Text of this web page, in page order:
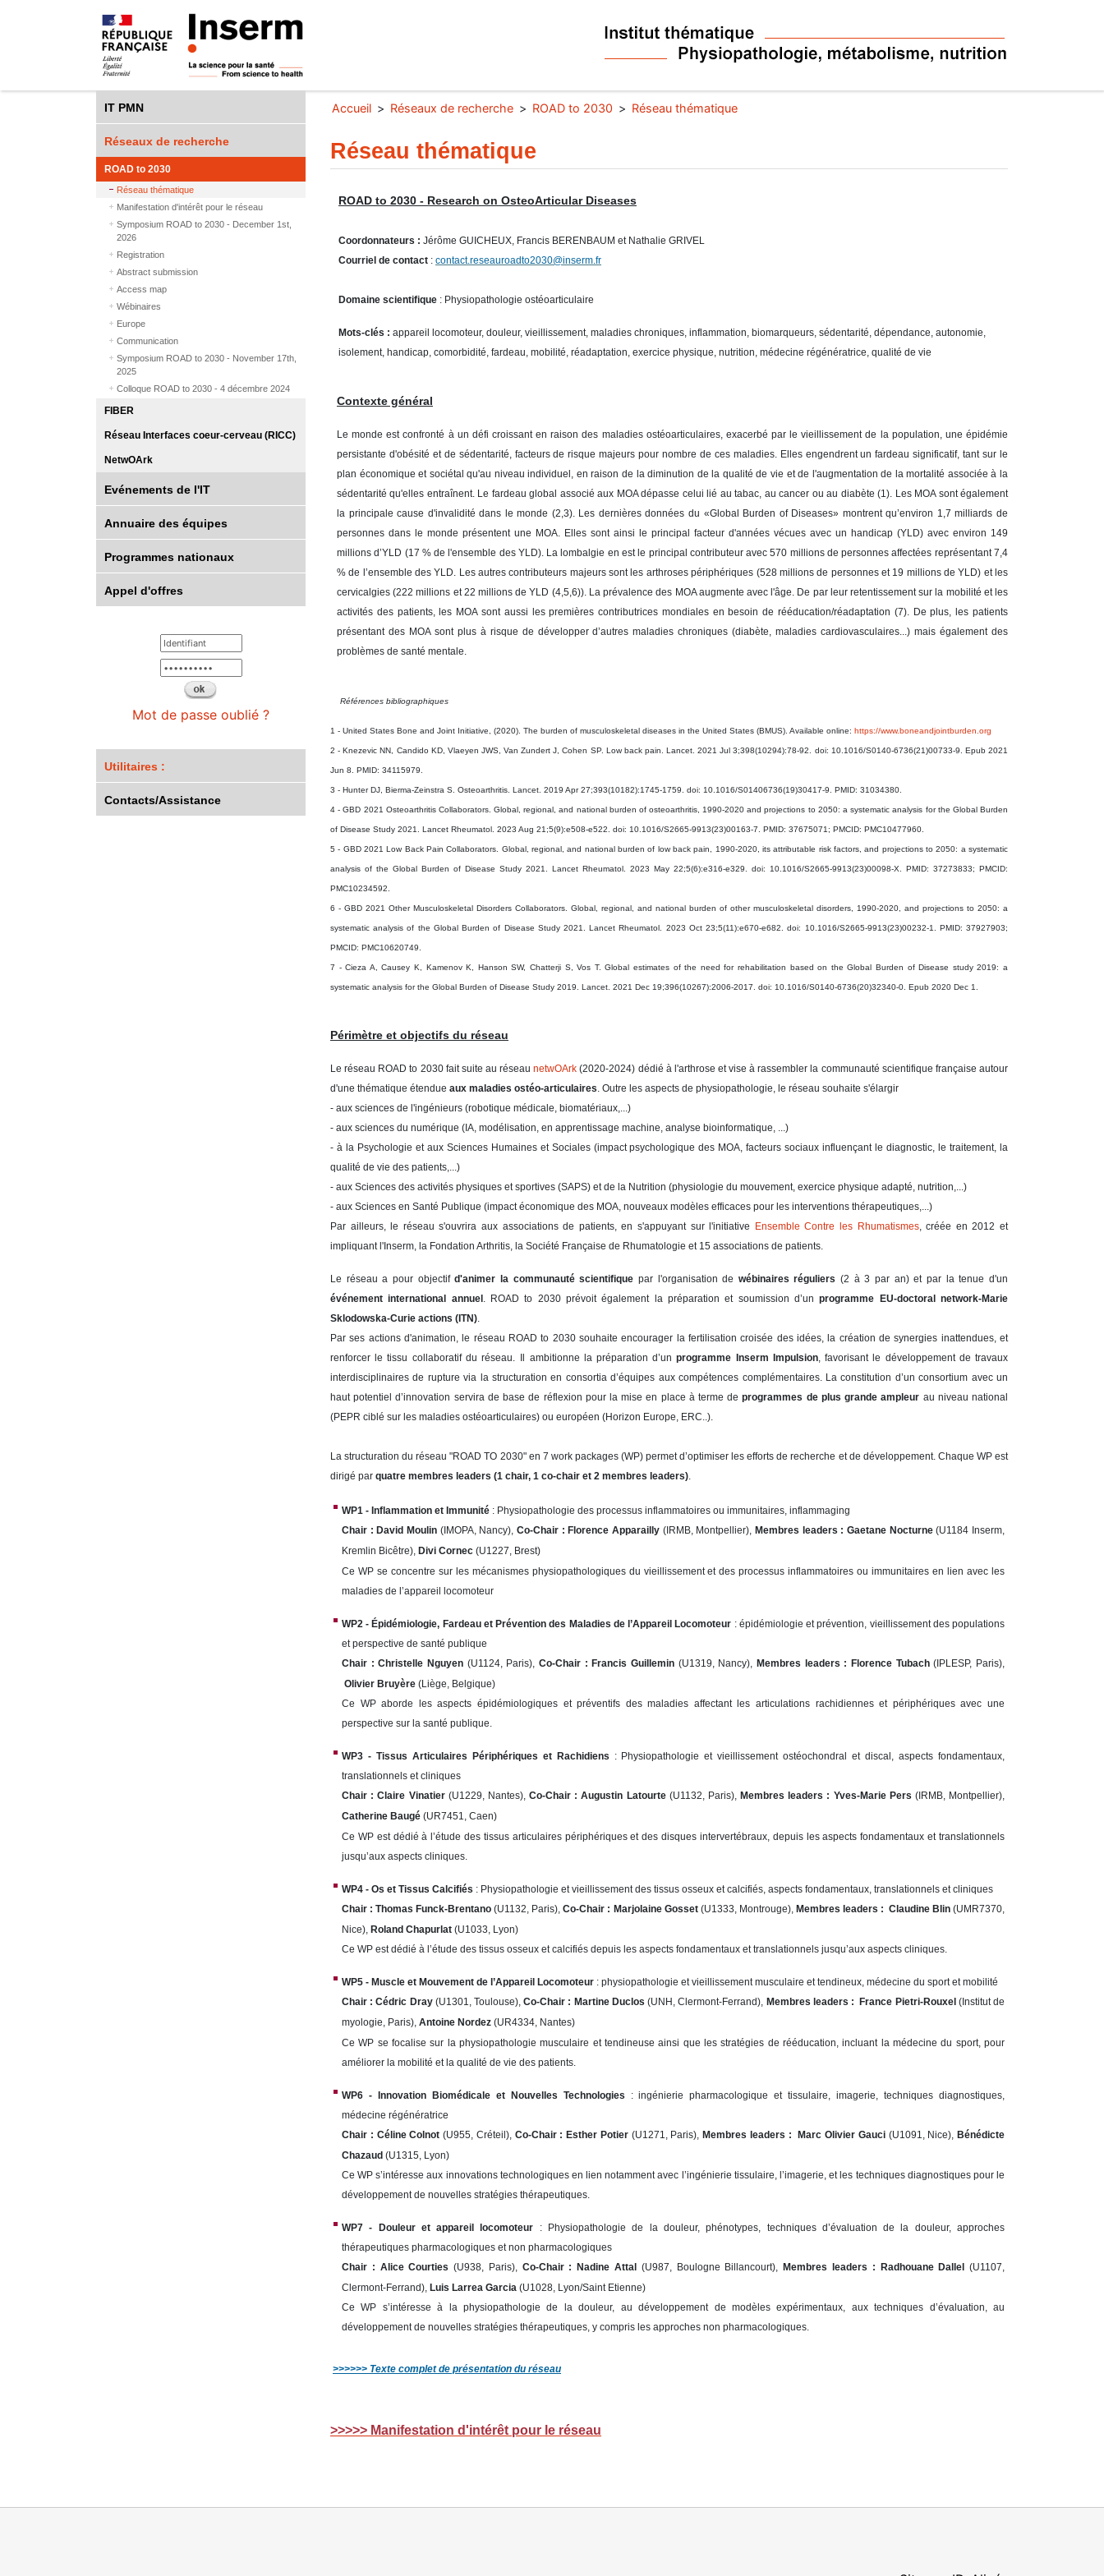
IT PMN
Réseaux de recherche
ROAD to 2030
Réseau thématique
Manifestation d'intérêt pour le réseau
Symposium ROAD to 2030 - December 1st,
2026
Registration
Abstract submission
Access map
Wébinaires
Europe
Communication
Symposium ROAD to 2030 - November 17th,
2025
Colloque ROAD to 2030 - 4 décembre 2024
FIBER
Réseau Interfaces coeur-cerveau (RICC)
NetwOArk
Evénements de l'IT
Annuaire des équipes
Programmes nationaux
Appel d'offres
Mot de passe oublié ?
Utilitaires :
Contacts/Assistance
Accueil Réseaux de recherche ROAD to 2030 Réseau thématique
Réseau thématique
ROAD to 2030 - Research on OsteoArticular Diseases
Coordonnateurs : Jérôme GUICHEUX, Francis BERENBAUM et Nathalie GRIVEL
Courriel de contact : contact.reseauroadto2030@inserm.fr
Domaine scientifique : Physiopathologie ostéoarticulaire
Mots-clés : appareil locomoteur, douleur, vieillissement, maladies chroniques, inflammation, biomarqueurs, sédentarité, dépendance, autonomie,
isolement, handicap, comorbidité, fardeau, mobilité, réadaptation, exercice physique, nutrition, médecine régénératrice, qualité de vie
Contexte général
Le monde est confronté à un défi croissant en raison des maladies ostéoarticulaires, exacerbé par le vieillissement de la population, une épidémie
persistante d'obésité et de sédentarité, facteurs de risque majeurs pour nombre de ces maladies. Elles engendrent un fardeau significatif, tant sur le
plan économique et sociétal qu'au niveau individuel, en raison de la diminution de la qualité de vie et de l'augmentation de la mortalité associée à la
sédentarité qu'elles entraînent. Le fardeau global associé aux MOA dépasse celui lié au tabac, au cancer ou au diabète (1). Les MOA sont également
la principale cause d'invalidité dans le monde (2,3). Les dernières données du «Global Burden of Diseases» montrent qu’environ 1,7 milliards de
personnes dans le monde présentent une MOA. Elles sont ainsi le principal facteur d'années vécues avec un handicap (YLD) avec environ 149
millions d’YLD (17 % de l'ensemble des YLD). La lombalgie en est le principal contributeur avec 570 millions de personnes affectées représentant 7,4
% de l’ensemble des YLD. Les autres contributeurs majeurs sont les arthroses périphériques (528 millions de personnes et 19 millions de YLD) et les
cervicalgies (222 millions et 22 millions de YLD (4,5,6)). La prévalence des MOA augmente avec l'âge. De par leur retentissement sur la mobilité et les
activités des patients, les MOA sont aussi les premières contributrices mondiales en besoin de rééducation/réadaptation (7). De plus, les patients
présentant des MOA sont plus à risque de développer d’autres maladies chroniques (diabète, maladies cardiovasculaires...) mais également des
problèmes de santé mentale.
Références bibliographiques
1 - United States Bone and Joint Initiative, (2020). The burden of musculoskeletal diseases in the United States (BMUS). Available online: https://www.boneandjointburden.org
2 - Knezevic NN, Candido KD, Vlaeyen JWS, Van Zundert J, Cohen SP. Low back pain. Lancet. 2021 Jul 3;398(10294):78-92. doi: 10.1016/S0140-6736(21)00733-9. Epub 2021
Jun 8. PMID: 34115979.
3 - Hunter DJ, Bierma-Zeinstra S. Osteoarthritis. Lancet. 2019 Apr 27;393(10182):1745-1759. doi: 10.1016/S01406736(19)30417-9. PMID: 31034380.
4 - GBD 2021 Osteoarthritis Collaborators. Global, regional, and national burden of osteoarthritis, 1990-2020 and projections to 2050: a systematic analysis for the Global Burden
of Disease Study 2021. Lancet Rheumatol. 2023 Aug 21;5(9):e508-e522. doi: 10.1016/S2665-9913(23)00163-7. PMID: 37675071; PMCID: PMC10477960.
5 - GBD 2021 Low Back Pain Collaborators. Global, regional, and national burden of low back pain, 1990-2020, its attributable risk factors, and projections to 2050: a systematic
analysis of the Global Burden of Disease Study 2021. Lancet Rheumatol. 2023 May 22;5(6):e316-e329. doi: 10.1016/S2665-9913(23)00098-X. PMID: 37273833; PMCID:
PMC10234592.
6 - GBD 2021 Other Musculoskeletal Disorders Collaborators. Global, regional, and national burden of other musculoskeletal disorders, 1990-2020, and projections to 2050: a
systematic analysis of the Global Burden of Disease Study 2021. Lancet Rheumatol. 2023 Oct 23;5(11):e670-e682. doi: 10.1016/S2665-9913(23)00232-1. PMID: 37927903;
PMCID: PMC10620749.
7 - Cieza A, Causey K, Kamenov K, Hanson SW, Chatterji S, Vos T. Global estimates of the need for rehabilitation based on the Global Burden of Disease study 2019: a
systematic analysis for the Global Burden of Disease Study 2019. Lancet. 2021 Dec 19;396(10267):2006-2017. doi: 10.1016/S0140-6736(20)32340-0. Epub 2020 Dec 1.
Périmètre et objectifs du réseau
Le réseau ROAD to 2030 fait suite au réseaunetwOArk (2020-2024) dédié à l'arthrose et vise à rassembler la communauté scientifique française autour
d'une thématique étendue aux maladies ostéo-articulaires. Outre les aspects de physiopathologie, le réseau souhaite s'élargir
- aux sciences de l'ingénieurs (robotique médicale, biomatériaux,...)
- aux sciences du numérique (IA, modélisation, en apprentissage machine, analyse bioinformatique, ...)
- à la Psychologie et aux Sciences Humaines et Sociales (impact psychologique des MOA, facteurs sociaux influençant le diagnostic, le traitement, la
qualité de vie des patients,...)
- aux Sciences des activités physiques et sportives (SAPS) et de la Nutrition (physiologie du mouvement, exercice physique adapté, nutrition,...)
- aux Sciences en Santé Publique (impact économique des MOA, nouveaux modèles efficaces pour les interventions thérapeutiques,...)
Par ailleurs, le réseau s'ouvrira aux associations de patients, en s'appuyant sur l'initiative
Ensemble Contre les Rhumatismes, créée en 2012 et
impliquant l'Inserm, la Fondation Arthritis, la Société Française de Rhumatologie et 15 associations de patients.
Le réseau a pour objectifd'animer la communauté scientifique par l'organisation de wébinaires réguliers(2 à 3 par an) et par la tenue d'un
événement international annuel . ROAD to 2030 prévoit également la préparation et soumission d’unprogramme EU-doctoral network-Marie
Sklodowska-Curie actions (ITN).
Par ses actions d'animation, le réseau ROAD to 2030 souhaite encourager la fertilisation croisée des idées, la création de synergies inattendues, et
renforcer le tissu collaboratif du réseau.
Il ambitionne la préparation d’unprogramme Inserm Impulsion, favorisant le développement de travaux
interdisciplinaires de rupture via la structuration en consortia d’équipes aux compétences complémentaires. La constitution d’un consortium avec un
haut potentiel d’innovation servira de base de réflexion pour la mise en place à terme deprogrammes de plus grande ampleur au niveau national
(PEPR ciblé sur les maladies ostéoarticulaires) ou européen (Horizon Europe, ERC..).
La structuration du réseau "ROAD TO 2030" en 7 work packages (WP) permet d’optimiser les efforts de recherche et de développement. Chaque WP est
dirigé par quatre membres leaders (1 chair, 1 co-chair et 2 membres leaders).
WP1 - Inflammation et Immunité : Physiopathologie des processus inflammatoires ou immunitaires, inflammaging
Chair : David Moulin (IMOPA, Nancy),Co-Chair : Florence Apparailly (IRMB, Montpellier), Membres leaders : Gaetane Nocturne(U1184 Inserm,
Kremlin Bicêtre), Divi Cornec (U1227, Brest)
Ce WP se concentre sur les mécanismes physiopathologiques du vieillissement et des processus inflammatoires ou immunitaires en lien avec les
maladies de l’appareil locomoteur
WP2 - Épidémiologie, Fardeau et Prévention des Maladies de l’Appareil Locomoteur : épidémiologie et prévention, vieillissement des populations
et perspective de santé publique
Chair :Christelle Nguyen (U1124, Paris),Co-Chair : Francis Guillemin (U1319, Nancy), Membres leaders : Florence Tubach(IPLESP, Paris),
Olivier Bruyère (Liège, Belgique)
Ce WP aborde les aspects épidémiologiques et préventifs des maladies affectant les articulations rachidiennes et périphériques avec une
perspective sur la santé publique.
WP3 - Tissus Articulaires Périphériques et Rachidiens : Physiopathologie et vieillissement ostéochondral et discal, aspects fondamentaux,
translationnels et cliniques
Chair : Claire Vinatier (U1229, Nantes),Co-Chair : Augustin Latourte(U1132, Paris), Membres leaders : Yves-Marie Pers (IRMB, Montpellier),
Catherine Baugé (UR7451, Caen)
Ce WP est dédié à l’étude des tissus articulaires périphériques et des disques intervertébraux, depuis les aspects fondamentaux et translationnels
jusqu’aux aspects cliniques.
WP4 - Os et Tissus Calcifiés : Physiopathologie et vieillissement des tissus osseux et calcifiés, aspects fondamentaux, translationnels et cliniques
Chair :Thomas Funck-Brentano(U1132, Paris),Co-Chair : Marjolaine Gosset (U1333, Montrouge), Membres leaders : Claudine Blin (UMR7370,
Nice), Roland Chapurlat (U1033, Lyon)
Ce WP est dédié à l’étude des tissus osseux et calcifiés depuis les aspects fondamentaux et translationnels jusqu’aux aspects cliniques.
WP5 - Muscle et Mouvement de l’Appareil Locomoteur : physiopathologie et vieillissement musculaire et tendineux, médecine du sport et mobilité
Chair : Cédric Dray (U1301, Toulouse),Co-Chair : Martine Duclos(UNH, Clermont-Ferrand), Membres leaders : France Pietri-Rouxel (Institut de
myologie, Paris), Antoine Nordez (UR4334, Nantes)
Ce WP se focalise sur la physiopathologie musculaire et tendineuse ainsi que les stratégies de rééducation, incluant la médecine du sport, pour
améliorer la mobilité et la qualité de vie des patients.
WP6 - Innovation Biomédicale et Nouvelles Technologies : ingénierie pharmacologique et tissulaire, imagerie, techniques diagnostiques,
médecine régénératrice
Chair : Céline Colnot(U955, Créteil), Co-Chair : Esther Potier(U1271, Paris), Membres leaders : Marc Olivier Gauci(U1091, Nice), Bénédicte
Chazaud (U1315, Lyon)
Ce WP s’intéresse aux innovations technologiques en lien notamment avec l’ingénierie tissulaire, l’imagerie, et les techniques diagnostiques pour le
développement de nouvelles stratégies thérapeutiques.
WP7 - Douleur et appareil locomoteur : Physiopathologie de la douleur, phénotypes, techniques d’évaluation de la douleur, approches
thérapeutiques pharmacologiques et non pharmacologiques
Chair : Alice Courties(U938, Paris), Co-Chair : Nadine Attal (U987, Boulogne Billancourt), Membres leaders : Radhouane Dallel(U1107,
Clermont-Ferrand), Luis Larrea Garcia (U1028, Lyon/Saint Etienne)
Ce WP s’intéresse à la physiopathologie de la douleur, au développement de modèles expérimentaux, aux techniques d’évaluation, au
développement de nouvelles stratégies thérapeutiques, y compris les approches non pharmacologiques.
>>>>>> Texte complet de présentation du réseau
>>>>> Manifestation d'intérêt pour le réseau